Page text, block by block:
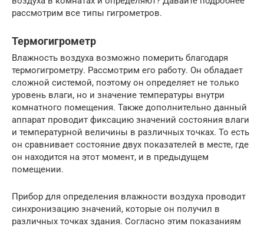
рассмотрим все типы гигрометров.
Термогигрометр
Влажность воздуха возможно померить благодаря
термогигрометру. Рассмотрим его работу. Он обладает
сложной системой, поэтому он определяет не только
уровень влаги, но и значение температуры внутри
комнатного помещения. Также дополнительно данный
аппарат проводит фиксацию значений состояния влаги
и температурной величины в различных точках. То есть
он сравнивает состояние двух показателей в месте, где
он находится на этот момент, и в предыдущем
помещении.
Прибор для определения влажности воздуха проводит
синхронизацию значений, которые он получил в
различных точках здания. Согласно этим показаниям